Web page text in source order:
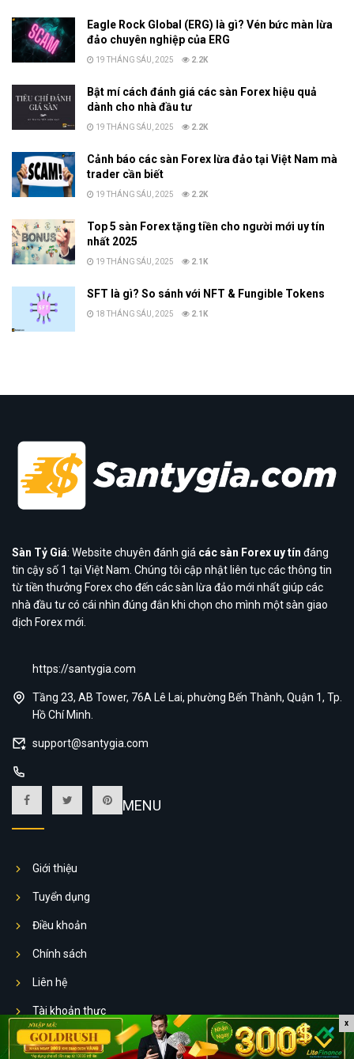
Eagle Rock Global (ERG) là gì? Vén bức màn lừa
đảo chuyên nghiệp của ERG
19 THÁNG SÁU, 2025 2.2K
Bật mí cách đánh giá các sàn Forex hiệu quả
dành cho nhà đầu tư
19 THÁNG SÁU, 2025 2.2K
Cảnh báo các sàn Forex lừa đảo tại Việt Nam mà
trader cần biết
19 THÁNG SÁU, 2025 2.2K
Top 5 sàn Forex tặng tiền cho người mới uy tín
nhất 2025
19 THÁNG SÁU, 2025 2.1K
SFT là gì? So sánh với NFT & Fungible Tokens
18 THÁNG SÁU, 2025 2.1K
Sàn Tỷ Giá: Website chuyên đánh giá các sàn Forex uy tín đáng
tin cậy số 1 tại Việt Nam. Chúng tôi cập nhật liên tục các thông tin
từ tiền thưởng Forex cho đến các sàn lừa đảo mới nhất giúp các
nhà đầu tư có cái nhìn đúng đắn khi chọn cho mình một sàn giao
dịch Forex mới.
https://santygia.com
Tầng 23, AB Tower, 76A Lê Lai, phường Bến Thành, Quận 1, Tp.
Hồ Chí Minh.
support@santygia.com
MENU
Giới thiệu
Tuyển dụng
Điều khoản
Chính sách
Liên hệ
Tài khoản thực
x